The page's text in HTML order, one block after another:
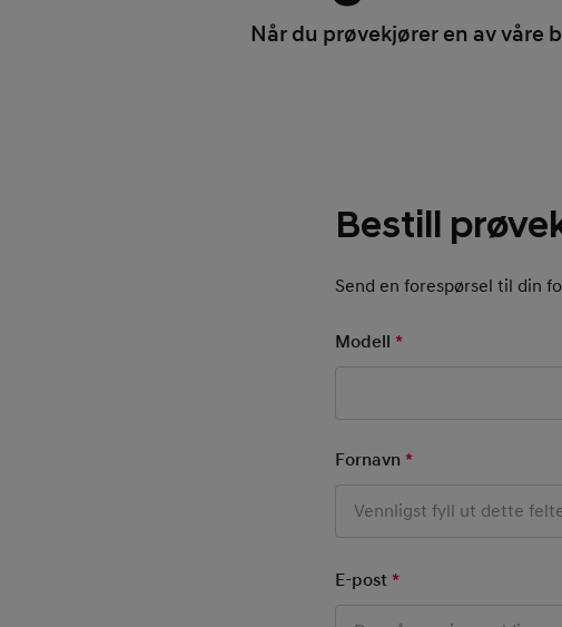
Når du prøvekjører en av våre
Bestill
Send en forespørsel til din
Basic User Info
Modell*
Fornavn*
E-post*